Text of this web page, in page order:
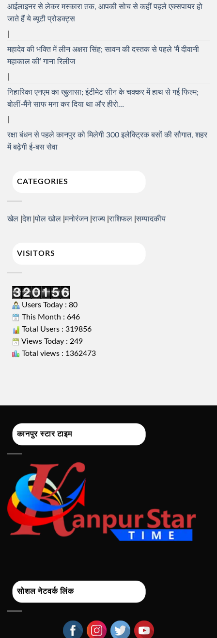
आईलाइनर से लेकर मस्कारा तक, आपकी सोच से कहीं पहले एक्सपायर हो
जाते हैं ये ब्यूटी प्रोडक्ट्स
महादेव की भक्ति में लीन अक्षरा सिंह; सावन की दस्तक से पहले ‘मैं दीवानी
महाकाल की’ गाना रिलीज
निहारिका एनएम का खुलासा; इंटीमेट सीन के चक्कर में हाथ से गई फिल्म;
बोलीं-मैंने साफ मना कर दिया था और हीरो…
रक्षा बंधन से पहले कानपुर को मिलेगी 300 इलेक्ट्रिक बसों की सौगात, शहर
में बढ़ेगी ई-बस सेवा
CATEGORIES
खेल देश पोल खोल मनोरंजन राज्य राशिफल सम्पादकीय
VISITORS
Users Today : 80
This Month : 646
Total Users : 319856
Views Today : 249
Total views : 1362473
कानपुर स्टार टाइम
सोशल नेटवर्क लिंक